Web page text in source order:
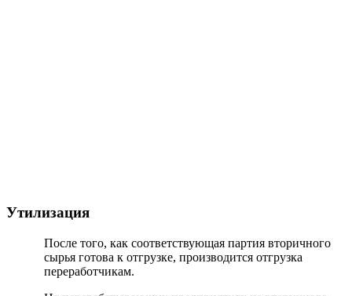
Утилизация
После того, как соответствующая партия вторичного
сырья готова к отгрузке, производится отгрузка
переработчикам.